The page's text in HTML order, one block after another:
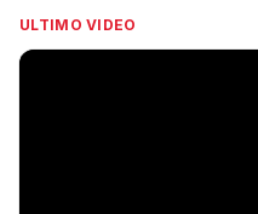
ULTIMO VIDEO